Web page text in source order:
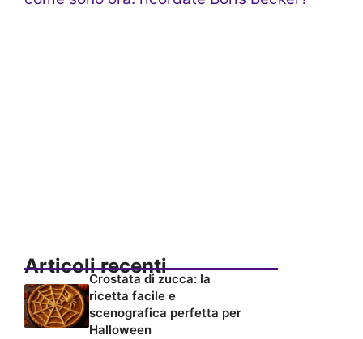
Articoli recenti
Crostata di zucca: la
ricetta facile e
scenografica perfetta per
Halloween